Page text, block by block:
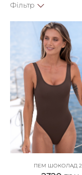
Фiльтр
ПЕМ ШОКОЛАД